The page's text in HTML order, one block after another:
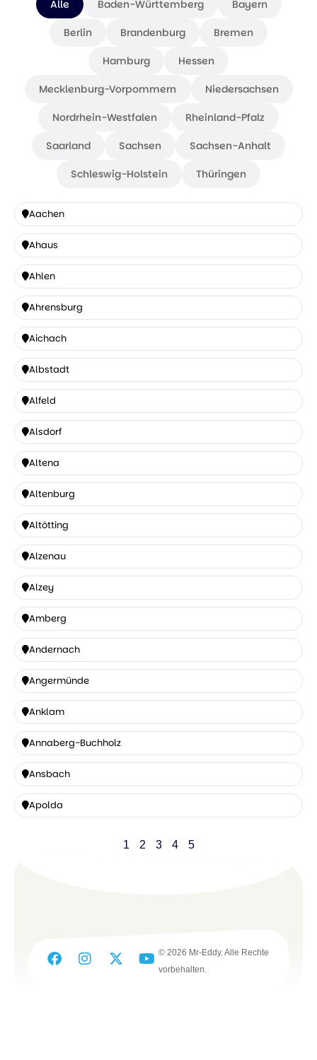
Baden-Württemberg
Bayern
Berlin
Brandenburg
Bremen
Hamburg
Hessen
Mecklenburg-Vorpommern
Niedersachsen
Nordrhein-Westfalen
Rheinland-Pfalz
Saarland
Sachsen
Sachsen-Anhalt
Schleswig-Holstein
Thüringen
Alle
Aachen
Aachen
Ahaus
Ahaus
Ahlen
Ahlen
Ahrensburg
Ahrensburg
Aichach
Aichach
Albstadt
Albstadt
Alfeld
Alfeld
Alsdorf
Alsdorf
Altena
Altena
Altenburg
Altenburg
Altötting
Altötting
Alzenau
Alzenau
Alzey
Alzey
Amberg
Amberg
Andernach
Andernach
Angermünde
Angermünde
Anklam
Anklam
Annaberg-Buchholz
Annaberg-
Ansbach
Ansbach
Apolda
Apolda
1 2 3 4 5
© 2026 Mr-Eddy. Alle Rechte
vorbehalten.